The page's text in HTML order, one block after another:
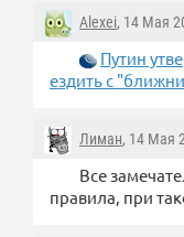
Alexei, 14 Мая
Путин
ездить с
Лиман, 14 Мая
Все
правила, при